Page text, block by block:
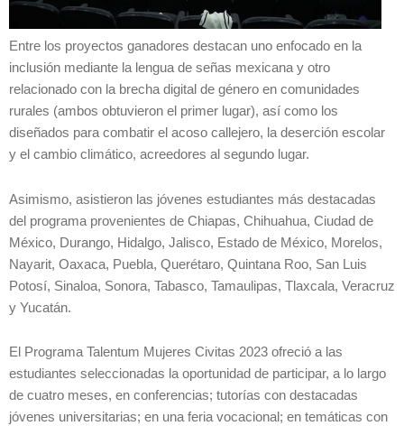
Entre los proyectos ganadores destacan uno enfocado en la
inclusión mediante la lengua de señas mexicana y otro
relacionado con la brecha digital de género en comunidades
rurales (ambos obtuvieron el primer lugar), así como los
diseñados para combatir el acoso callejero, la deserción escolar
y el cambio climático, acreedores al segundo lugar.
Asimismo, asistieron las jóvenes estudiantes más destacadas
del programa provenientes de Chiapas, Chihuahua, Ciudad de
México, Durango, Hidalgo, Jalisco, Estado de México, Morelos,
Nayarit, Oaxaca, Puebla, Querétaro, Quintana Roo, San Luis
Potosí, Sinaloa, Sonora, Tabasco, Tamaulipas, Tlaxcala, Veracruz
y Yucatán.
El Programa Talentum Mujeres Civitas 2023 ofreció a las
estudiantes seleccionadas la oportunidad de participar, a lo largo
de cuatro meses, en conferencias; tutorías con destacadas
jóvenes universitarias; en una feria vocacional; en temáticas con